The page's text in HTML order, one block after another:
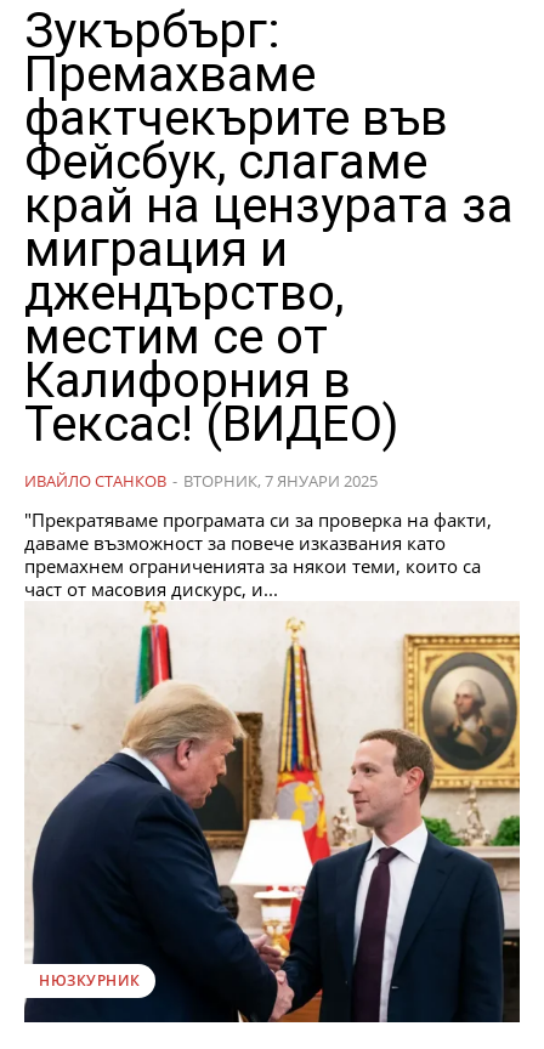
Зукърбърг:
Премахваме
фактчекърите във
Фейсбук, слагаме
край на цензурата за
миграция и
джендърство,
местим се от
Калифорния в
Тексас! (ВИДЕО)
ИВАЙЛО СТАНКОВ - ВТОРНИК, 7 ЯНУАРИ 2025
"Прекратяваме програмата си за проверка на факти,
даваме възможност за повече изказвания като
премахнем ограниченията за някои теми, които са
част от масовия дискурс, и...
НЮЗКУРНИК